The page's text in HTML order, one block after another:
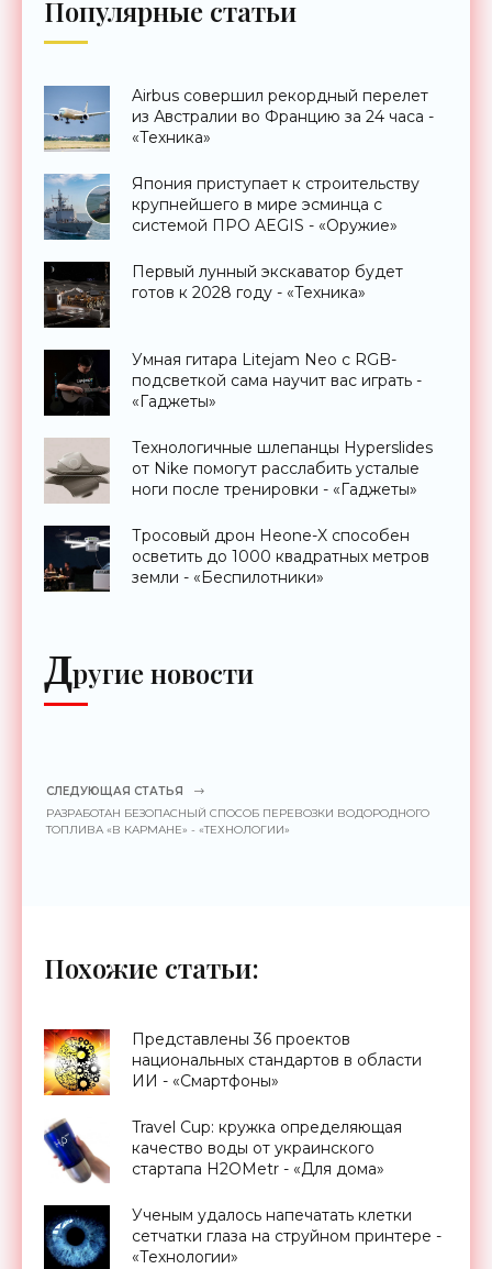
Популярные статьи
Airbus совершил рекордный перелет
из Австралии во Францию за 24 часа -
«Техника»
Япония приступает к строительству
крупнейшего в мире эсминца с
системой ПРО AEGIS - «Оружие»
Первый лунный экскаватор будет
готов к 2028 году - «Техника»
Умная гитара Litejam Neo с RGB-
подсветкой сама научит вас играть -
«Гаджеты»
Технологичные шлепанцы Hyperslides
от Nike помогут расслабить усталые
ноги после тренировки - «Гаджеты»
Тросовый дрон Heone-X способен
осветить до 1000 квадратных метров
земли - «Беспилотники»
Другие новости
СЛЕДУЮЩАЯ СТАТЬЯ
РАЗРАБОТАН БЕЗОПАСНЫЙ СПОСОБ ПЕРЕВОЗКИ ВОДОРОДНОГО
ТОПЛИВА «В КАРМАНЕ» - «ТЕХНОЛОГИИ»
Похожие статьи:
Представлены 36 проектов
национальных стандартов в области
ИИ - «Смартфоны»
Travel Cup: кружка определяющая
качество воды от украинского
стартапа H2OMetr - «Для дома»
Ученым удалось напечатать клетки
сетчатки глаза на струйном принтере -
«Технологии»